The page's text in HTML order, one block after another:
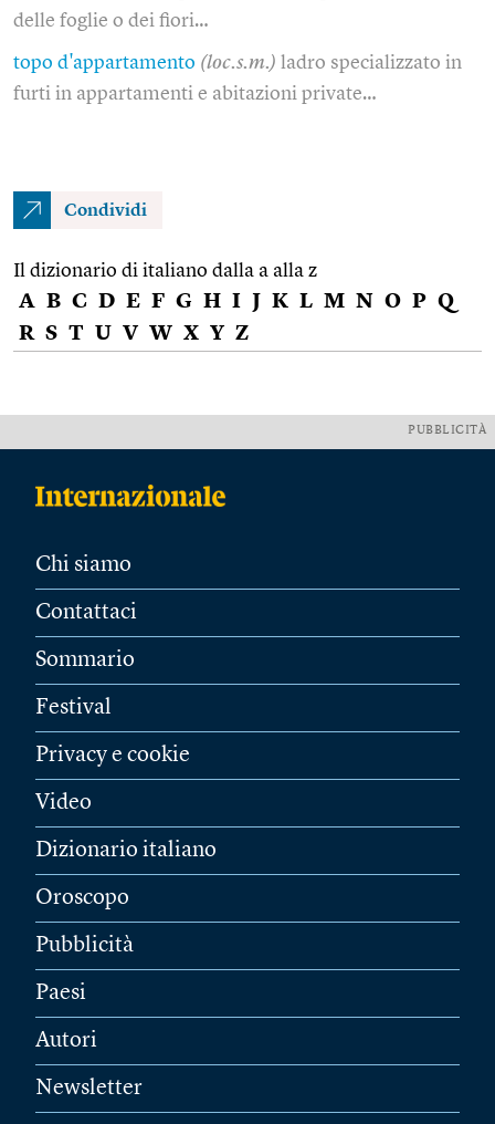
delle foglie o dei fiori…
topo d'appartamento (loc.s.m.) ladro specializzato in
furti in appartamenti e abitazioni private…
Condividi
Il dizionario di italiano dalla a alla z
A B C D E F G H I J K L M N O P Q
R S T U V W X Y Z
PUBBLICITÀ
Chi siamo
Contattaci
Sommario
Festival
Privacy e cookie
Video
Dizionario italiano
Oroscopo
Pubblicità
Paesi
Autori
Newsletter